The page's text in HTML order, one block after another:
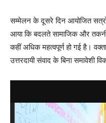
सम्मेलन के दूसरे दिन आयोजित
आया कि बदलते सामाजिक और
कहीं अधिक महत्वपूर्ण हो गई है।
उत्तरदायी संवाद के बिना समावेशी